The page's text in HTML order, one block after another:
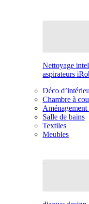
Nettoyage
aspirateurs
Déco
Chambre à
Salle de bains
Textiles
Meubles